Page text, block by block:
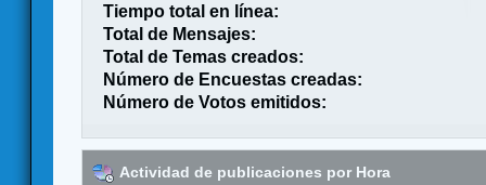
Tiempo total en línea:
Total de Mensajes:
Total de Temas creados:
Número de Encuestas creadas:
Número de Votos emitidos:
Actividad de publicaciones por Hora